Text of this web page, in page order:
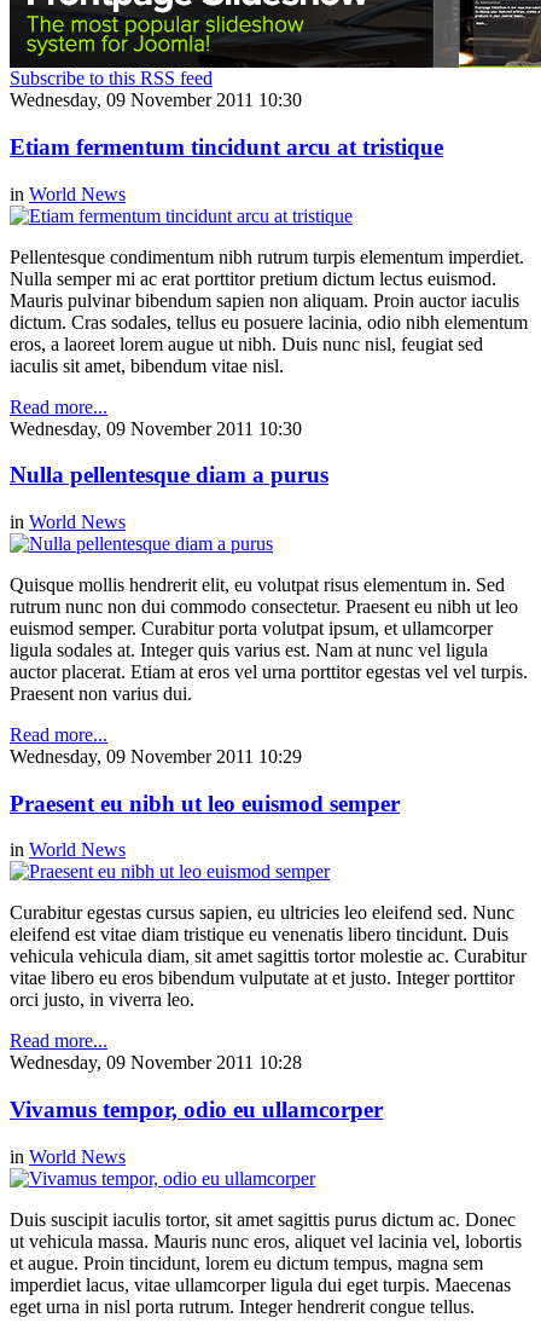
Subscribe to this RSS feed
Wednesday, 09 November 2011 10:30
Etiam fermentum tincidunt arcu at tristique
in World News
Pellentesque condimentum nibh rutrum turpis elementum imperdiet.
Nulla semper mi ac erat porttitor pretium dictum lectus euismod.
Mauris pulvinar bibendum sapien non aliquam. Proin auctor iaculis
dictum. Cras sodales, tellus eu posuere lacinia, odio nibh elementum
eros, a laoreet lorem augue ut nibh. Duis nunc nisl, feugiat sed
iaculis sit amet, bibendum vitae nisl.
Read more...
Wednesday, 09 November 2011 10:30
Nulla pellentesque diam a purus
in World News
Quisque mollis hendrerit elit, eu volutpat risus elementum in. Sed
rutrum nunc non dui commodo consectetur. Praesent eu nibh ut leo
euismod semper. Curabitur porta volutpat ipsum, et ullamcorper
ligula sodales at. Integer quis varius est. Nam at nunc vel ligula
auctor placerat. Etiam at eros vel urna porttitor egestas vel vel turpis.
Praesent non varius dui.
Read more...
Wednesday, 09 November 2011 10:29
Praesent eu nibh ut leo euismod semper
in World News
Curabitur egestas cursus sapien, eu ultricies leo eleifend sed. Nunc
eleifend est vitae diam tristique eu venenatis libero tincidunt. Duis
vehicula vehicula diam, sit amet sagittis tortor molestie ac. Curabitur
vitae libero eu eros bibendum vulputate at et justo. Integer porttitor
orci justo, in viverra leo.
Read more...
Wednesday, 09 November 2011 10:28
Vivamus tempor, odio eu ullamcorper
in World News
Duis suscipit iaculis tortor, sit amet sagittis purus dictum ac. Donec
ut vehicula massa. Mauris nunc eros, aliquet vel lacinia vel, lobortis
et augue. Proin tincidunt, lorem eu dictum tempus, magna sem
imperdiet lacus, vitae ullamcorper ligula dui eget turpis. Maecenas
eget urna in nisl porta rutrum. Integer hendrerit congue tellus.